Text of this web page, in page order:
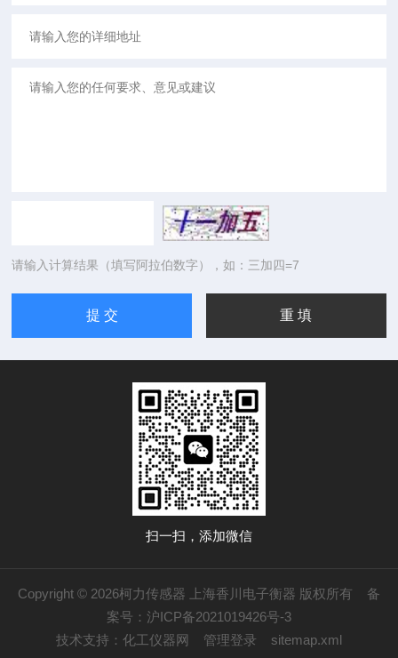
请输入计算结果（填写阿拉伯数字），如：三加四=7
扫一扫，添加微信
Copyright © 2026柯力传感器 上海香川电子衡器 版权所有 备
案号：沪ICP备2021019426号-3
技术支持： 化工仪器网 管理登录 sitemap.xml